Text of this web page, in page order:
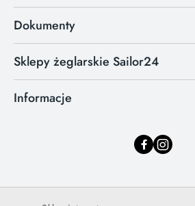
Dokumenty
Sklepy żeglarskie Sailor24
Informacje